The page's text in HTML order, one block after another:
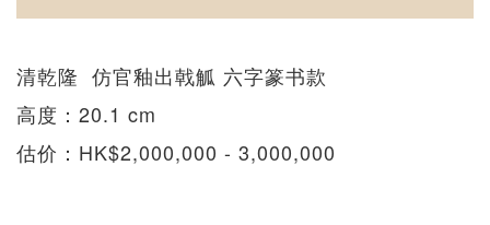
清乾隆 仿官釉出戟觚 六字篆书款
高度：20.1 cm
估价：HK$2,000,000 - 3,000,000